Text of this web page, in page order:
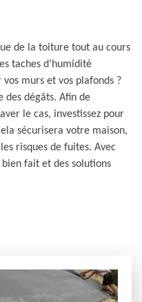
de la toiture tout au cours
taches d’humidité
murs et vos plafonds ?
des dégâts. Afin de
le cas, investissez pour
sécurisera votre maison,
risques de fuites. Avec
fait et des solutions